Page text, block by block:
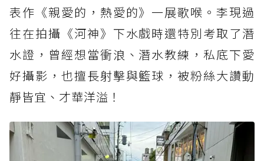
表作《親愛的，熱愛的》一展歌喉。李現過
往在拍攝《河神》下水戲時還特別考取了潛
水證，曾經想當衝浪、潛水教練，私底下愛
好攝影，也擅長射擊與籃球，被粉絲大讚動
靜皆宜、才華洋溢！